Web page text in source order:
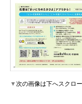
▼次の画像は下へスクロ